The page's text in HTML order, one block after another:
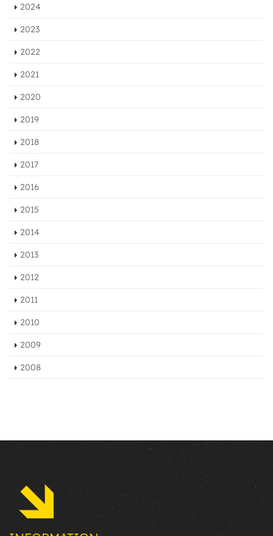
2024
2023
2022
2021
2020
2019
2018
2017
2016
2015
2014
2013
2012
2011
2010
2009
2008